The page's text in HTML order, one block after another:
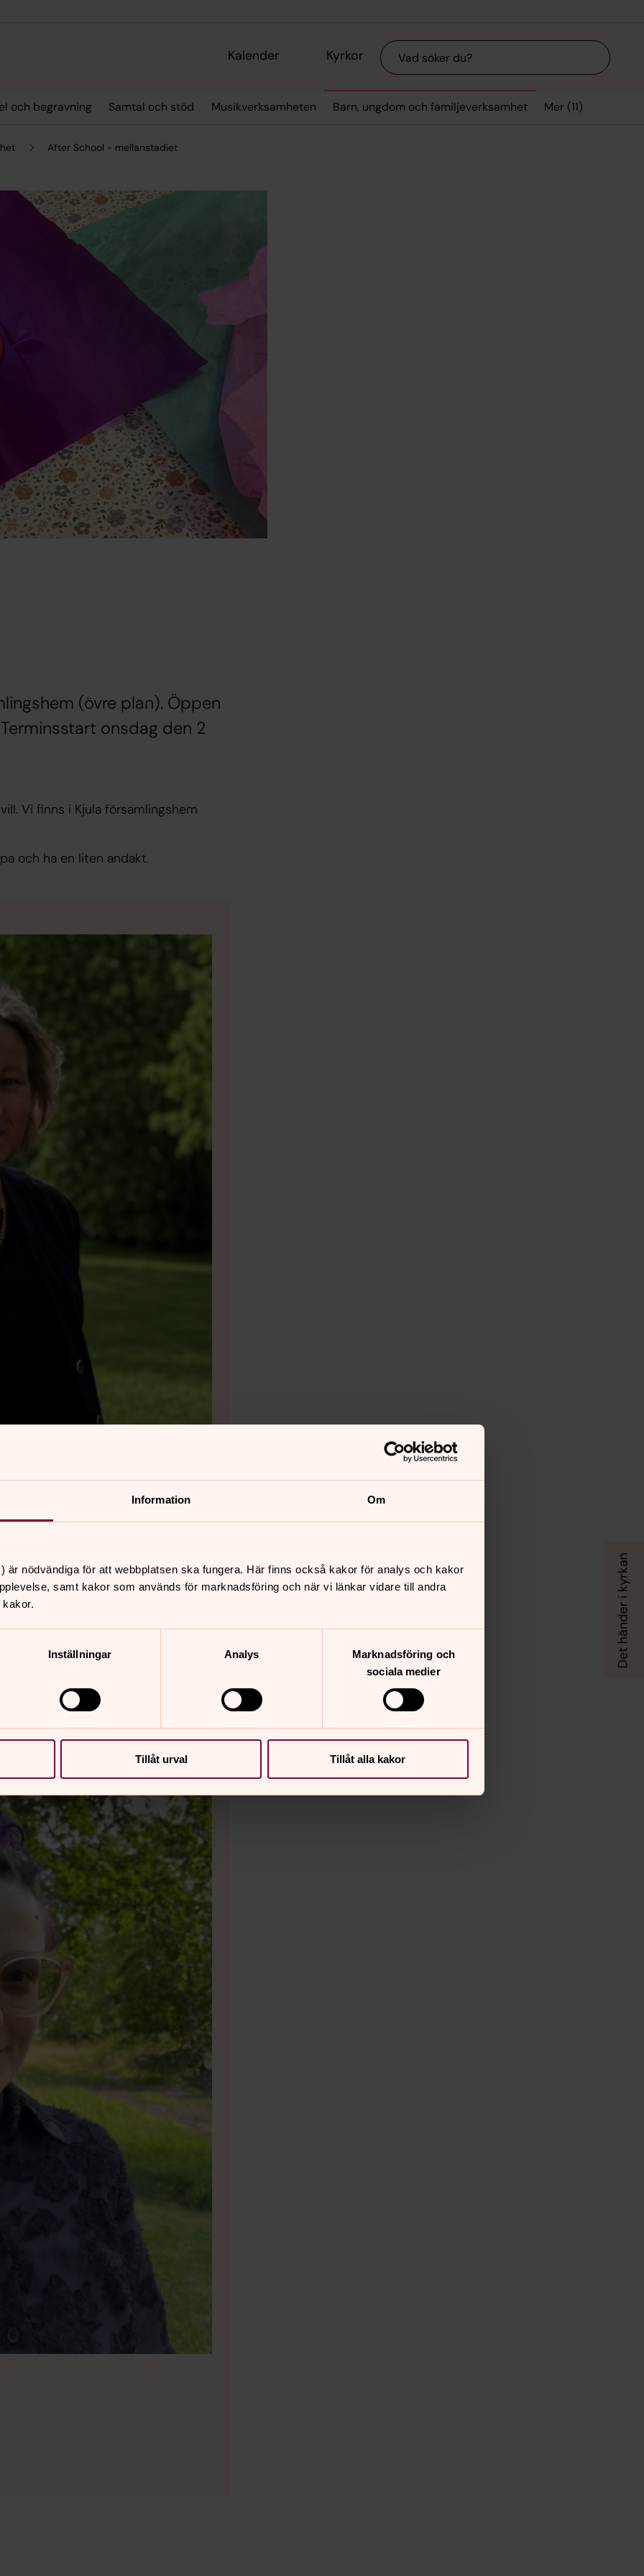
Information Om
är nödvändiga för att webbplatsen ska fungera. Här finns också kakor för analys och kakor
samt kakor som används för marknadsföring och när vi länkar vidare till andra
Inställningar Analys
Marknadsföring och
sociala medier
Tillåt urval Tillåt alla kakor
Kalender Kyrkor Sök
och begravning Samtal och stöd Musikverksamheten Barn, ungdom och familjeverksamhet Mer (11)
After School - mellanstadiet
(övre plan). Öppen
onsdag den 2
Vi finns i Kjula församlingshem
och ha en liten andakt.